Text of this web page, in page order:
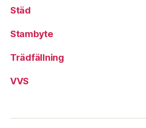
Städ
Stambyte
Trädfällning
VVS